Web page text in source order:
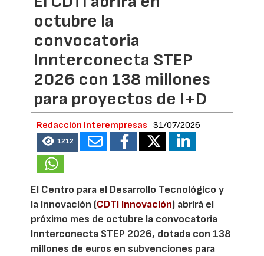
octubre la
convocatoria
Innterconecta STEP
2026 con 138 millones
para proyectos de I+D
Redacción Interempresas 31/07/2026
1212
El Centro para el Desarrollo Tecnológico y
la Innovación (CDTI Innovación) abrirá el
próximo mes de octubre la convocatoria
Innterconecta STEP 2026, dotada con 138
millones de euros en subvenciones para